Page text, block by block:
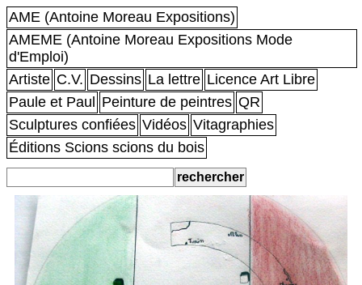
AME (Antoine Moreau Expositions)
AMEME (Antoine Moreau Expositions Mode
d'Emploi)
Artiste C.V. Dessins La lettre Licence Art Libre
Paule et Paul
Peinture de peintres QR
Sculptures confiées Vidéos Vitagraphies
Éditions Scions scions du bois